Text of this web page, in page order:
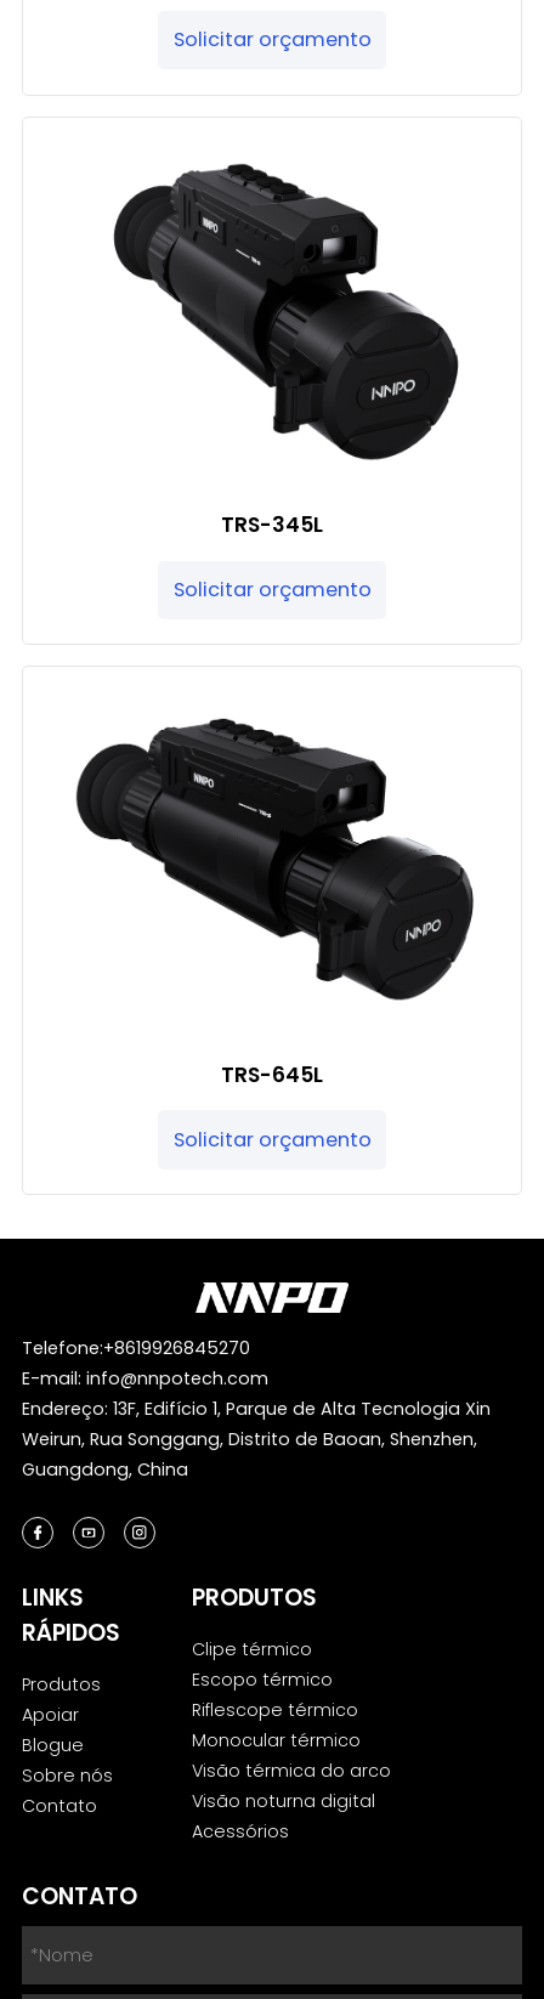
Solicitar orçamento
TRS-345L
Solicitar orçamento
TRS-645L
Solicitar orçamento
Telefone:+8619926845270
E-mail: info@nnpotech.com
Endereço: 13F, Edifício 1, Parque de Alta Tecnologia Xin
Weirun, Rua Songgang, Distrito de Baoan, Shenzhen,
Guangdong, China
LINKS
RÁPIDOS
Produtos
Apoiar
Blogue
Sobre nós
Contato
PRODUTOS
Clipe térmico
Escopo térmico
Riflescope térmico
Monocular térmico
Visão térmica do arco
Visão noturna digital
Acessórios
CONTATO